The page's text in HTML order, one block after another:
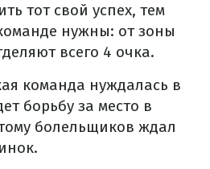
тот свой успех, тем
нужны: от зоны
всего 4 очка.
команда нуждалась в
борьбу за место в
болельщиков ждал